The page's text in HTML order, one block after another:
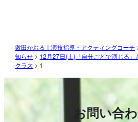
鍬田かおる｜演技指導・アクティングコーチ
知らせ > 12月27日(土)「自分ごとで演じる
クラス > 1
お問い合